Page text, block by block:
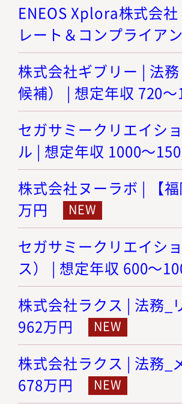
ENEOS Xplora株式会
レート＆コンプライア
株式会社ギブリー | 法
候補） | 想定年収 720
セガサミークリエイシ
ル | 想定年収 1000～
株式会社ヌーラボ | 【
万円
セガサミークリエイシ
ス） | 想定年収 600～
株式会社ラクス | 法務_
962万円
株式会社ラクス | 法務_
678万円